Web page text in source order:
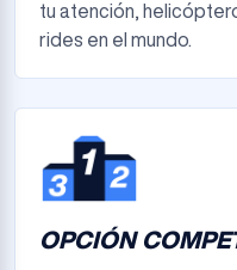
tu atención,
rides en el mundo.
OPCIÓN